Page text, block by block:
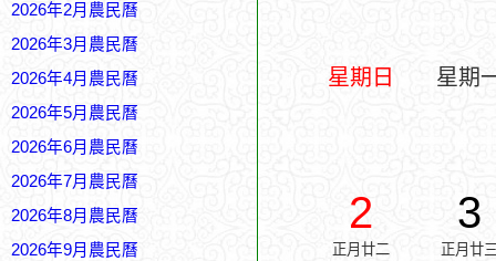
2026年2月農民曆
2026年3月農民曆
2026年4月農民曆
2026年5月農民曆
2026年6月農民曆
2026年7月農民曆
2026年8月農民曆
2026年9月農民曆
星期日 星期
2
正月廿二
3
正月廿